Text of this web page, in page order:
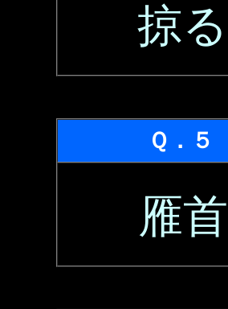
掠る
Ｑ．５
雁首